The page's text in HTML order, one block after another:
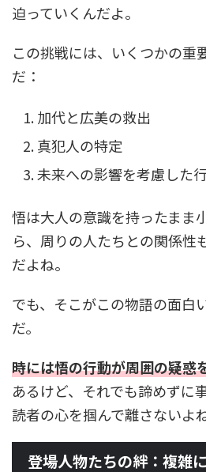
迫っていくんだよ。
この挑戦には、いくつかの重
だ：
加代と広美の救出
真犯人の特定
未来への影響を考慮した
悟は大人の意識を持ったまま
ら、周りの人たちとの関係性
だよね。
でも、そこがこの物語の面白
だ。
時には悟の行動が周囲の疑惑
あるけど、それでも諦めずに
読者の心を掴んで離さないよね
登場人物たちの絆：複雑